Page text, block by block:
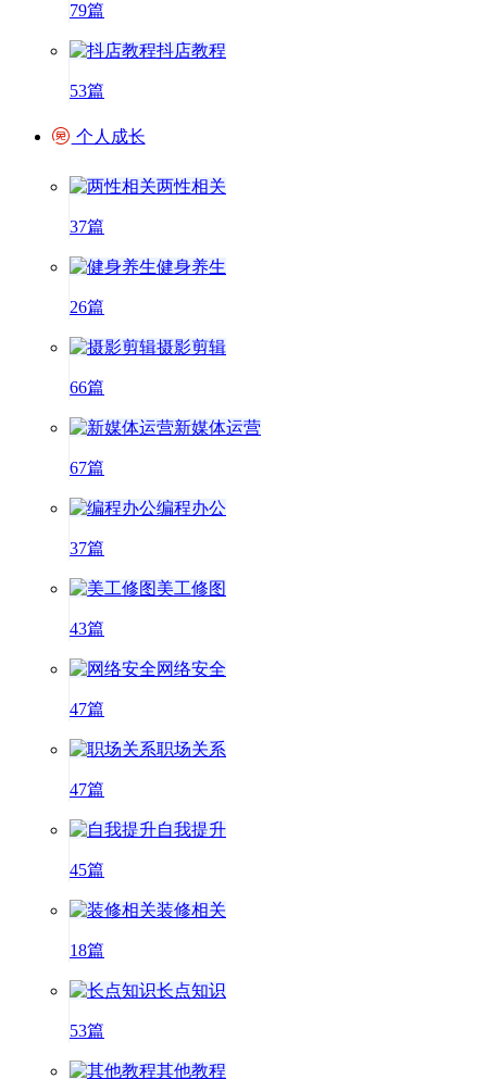
79篇
抖店教程
53篇
个人成长
两性相关
37篇
健身养生
26篇
摄影剪辑
66篇
新媒体运营
67篇
编程办公
37篇
美工修图
43篇
网络安全
47篇
职场关系
47篇
自我提升
45篇
装修相关
18篇
长点知识
53篇
其他教程